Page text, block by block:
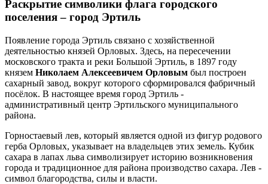
Раскрытие символики флага городского
поселения – город Эртиль
Появление города Эртиль связано с хозяйственной
деятельностью князей Орловых. Здесь, на пересечении
московского тракта и реки Большой Эртиль, в 1897 году
князем Николаем Алексеевичем Орловым был построен
сахарный завод, вокруг которого сформировался фабричный
посёлок. В настоящее время город Эртиль -
административный центр Эртильского муниципального
района.
Горностаевый лев, который является одной из фигур родового
герба Орловых, указывает на владельцев этих земель. Кубик
сахара в лапах льва символизирует историю возникновения
города и традиционное для района производство сахара. Лев -
символ благородства, силы и власти.